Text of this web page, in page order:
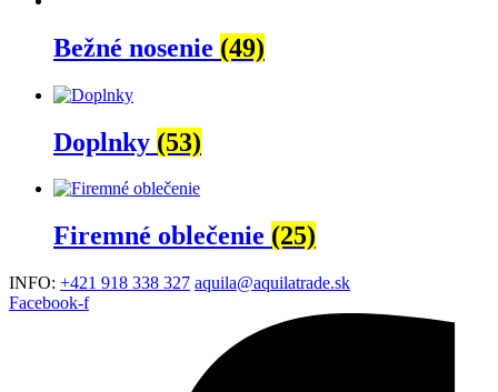
Bežné nosenie (49)
Doplnky (53)
Firemné oblečenie (25)
INFO: +421 918 338 327 aquila@aquilatrade.sk
Facebook-f